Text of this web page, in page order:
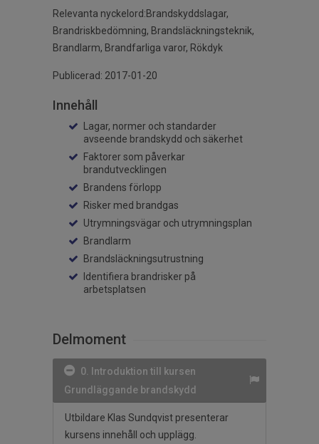
Relevanta nyckelord:Brandskyddslagar,
Brandriskbedömning, Brandsläckningsteknik,
Brandlarm, Brandfarliga varor, Rökdyk
Publicerad: 2017-01-20
Innehåll
Lagar, normer och standarder
avseende brandskydd och säkerhet
Faktorer som påverkar
brandutvecklingen
Brandens förlopp
Risker med brandgas
Utrymningsvägar och utrymningsplan
Brandlarm
Brandsläckningsutrustning
Identifiera brandrisker på
arbetsplatsen
Delmoment
0. Introduktion till kursen
Grundläggande brandskydd
Utbildare Klas Sundqvist presenterar
kursens innehåll och upplägg.